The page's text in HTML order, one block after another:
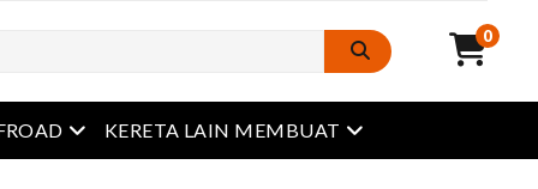
0
Buka menu
KERETA LAIN MEMBUAT Buka menu